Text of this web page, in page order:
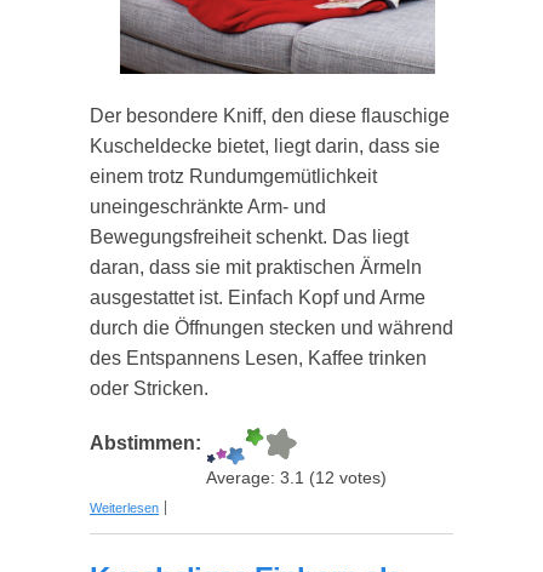
Der besondere Kniff, den diese flauschige
Kuscheldecke bietet, liegt darin, dass sie
einem trotz Rundumgemütlichkeit
uneingeschränkte Arm- und
Bewegungsfreiheit schenkt. Das liegt
daran, dass sie mit praktischen Ärmeln
ausgestattet ist. Einfach Kopf und Arme
durch die Öffnungen stecken und während
des Entspannens Lesen, Kaffee trinken
oder Stricken.
Abstimmen:
Average: 3.1 (12 votes)
Weiterlesen über Hugz – die Decke mit Ärmeln